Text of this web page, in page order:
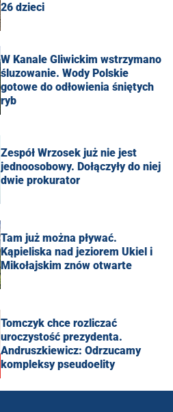
26 dzieci
W Kanale Gliwickim wstrzymano
śluzowanie. Wody Polskie
gotowe do odłowienia śniętych
ryb
Zespół Wrzosek już nie jest
jednoosobowy. Dołączyły do niej
dwie prokurator
Tam już można pływać.
Kąpieliska nad jeziorem Ukiel i
Mikołajskim znów otwarte
Tomczyk chce rozliczać
uroczystość prezydenta.
Andruszkiewicz: Odrzucamy
kompleksy pseudoelity